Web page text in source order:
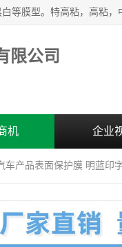
限公司
机 企业
车产品表面保护膜 明蓝印